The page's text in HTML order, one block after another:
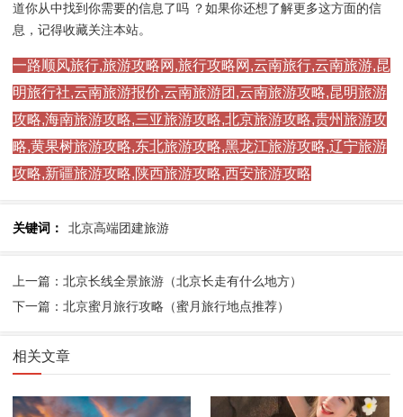
道你从中找到你需要的信息了吗 ？如果你还想了解更多这方面的信
息，记得收藏关注本站。
一路顺风旅行,旅游攻略网,旅行攻略网,云南旅行,云南旅游,昆
明旅行社,云南旅游报价,云南旅游团,云南旅游攻略,昆明旅游
攻略,海南旅游攻略,三亚旅游攻略,北京旅游攻略,贵州旅游攻
略,黄果树旅游攻略,东北旅游攻略,黑龙江旅游攻略,辽宁旅游
攻略,新疆旅游攻略,陕西旅游攻略,西安旅游攻略
关键词： 北京高端团建旅游
上一篇：北京长线全景旅游（北京长走有什么地方）
下一篇：北京蜜月旅行攻略（蜜月旅行地点推荐）
相关文章